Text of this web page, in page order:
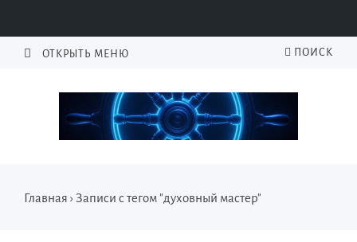
ОТКРЫТЬ МЕНЮ ПОИСК
Главная › Записи с тегом "духовный мастер"